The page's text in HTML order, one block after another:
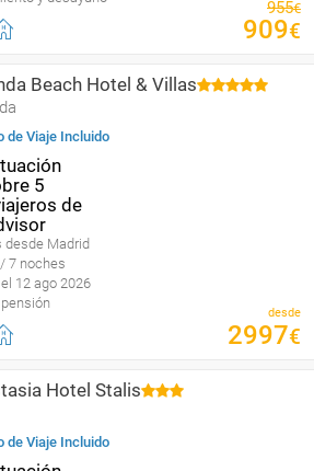
955€
909€
Beach Hotel & Villas
de Viaje Incluido
desde Madrid
7 noches
12 ago 2026
desde
2997€
Hotel Stalis
de Viaje Incluido